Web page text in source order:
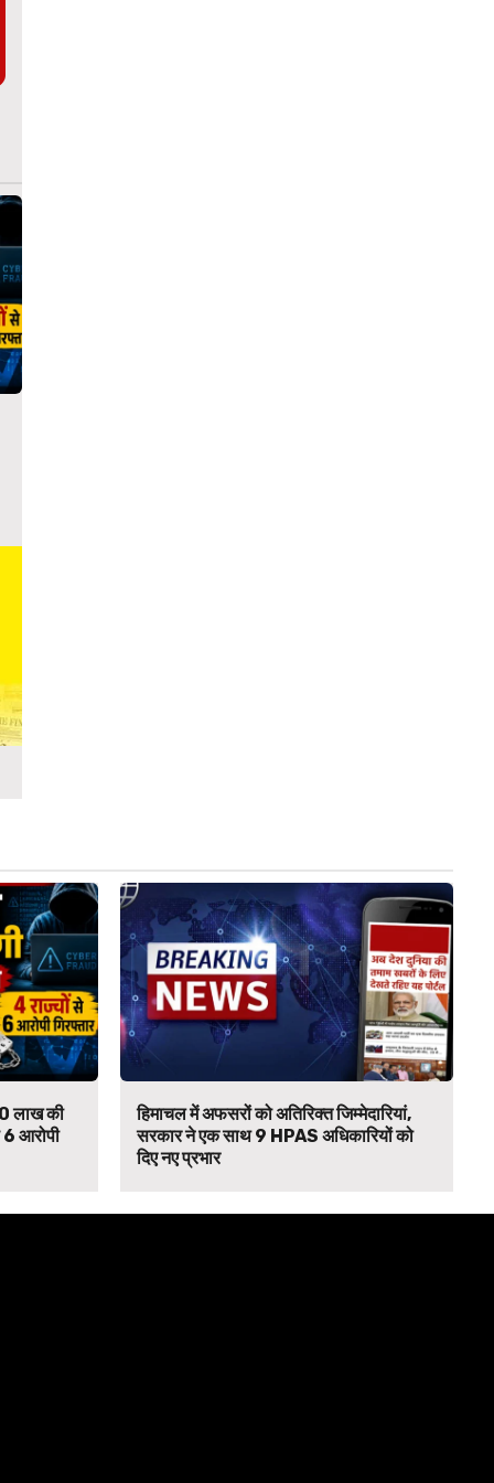
लाख की
6 आरोपी
हिमाचल में अफसरों को अतिरिक्त जिम्मेदारियां,
सरकार ने एक साथ 9 HPAS अधिकारियों को
दिए नए प्रभार